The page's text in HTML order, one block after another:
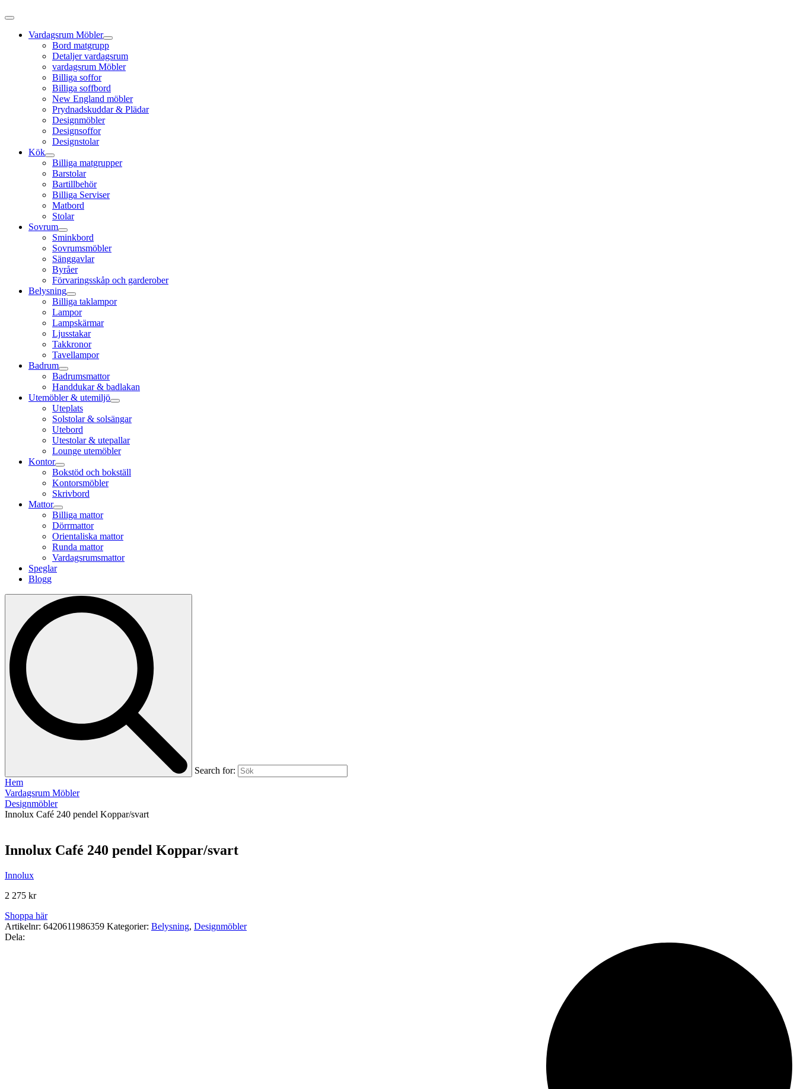
Vardagsrum Möbler
Bord matgrupp
Detaljer vardagsrum
vardagsrum Möbler
Billiga soffor
Billiga soffbord
New England möbler
Prydnadskuddar & Plädar
Designmöbler
Designsoffor
Designstolar
Kök
Billiga matgrupper
Barstolar
Bartillbehör
Billiga Serviser
Matbord
Stolar
Sovrum
Sminkbord
Sovrumsmöbler
Sänggavlar
Byråer
Förvaringsskåp och garderober
Belysning
Billiga taklampor
Lampor
Lampskärmar
Ljusstakar
Takkronor
Tavellampor
Badrum
Badrumsmattor
Handdukar & badlakan
Utemöbler & utemiljö
Uteplats
Solstolar & solsängar
Utebord
Utestolar & utepallar
Lounge utemöbler
Kontor
Bokstöd och bokställ
Kontorsmöbler
Skrivbord
Mattor
Billiga mattor
Dörrmattor
Orientaliska mattor
Runda mattor
Vardagsrumsmattor
Speglar
Blogg
Search for:
Hem
Vardagsrum Möbler
Designmöbler
Innolux Café 240 pendel Koppar/svart
Innolux Café 240 pendel Koppar/svart
Innolux
2 275 kr
Shoppa här
Artikelnr: 6420611986359 Kategorier: Belysning, Designmöbler
Dela: